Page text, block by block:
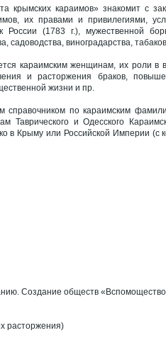
крымских караимов» знакомит с
их правами и привилегиями,
России (1783 г.), мужественной
садоводства, виноградарства,
караимским женщинам, их роли
и расторжения браков,
жизни и пр.
справочником по караимским
Таврического и Одесского
в Крыму или Российской Империи (с
Создание обществ
расторжения)